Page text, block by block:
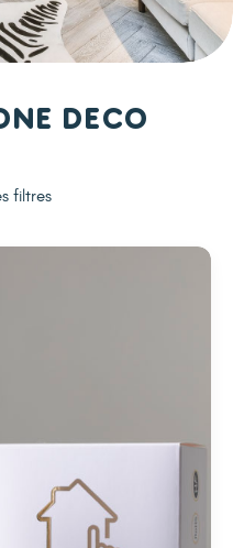
Deco
filtres